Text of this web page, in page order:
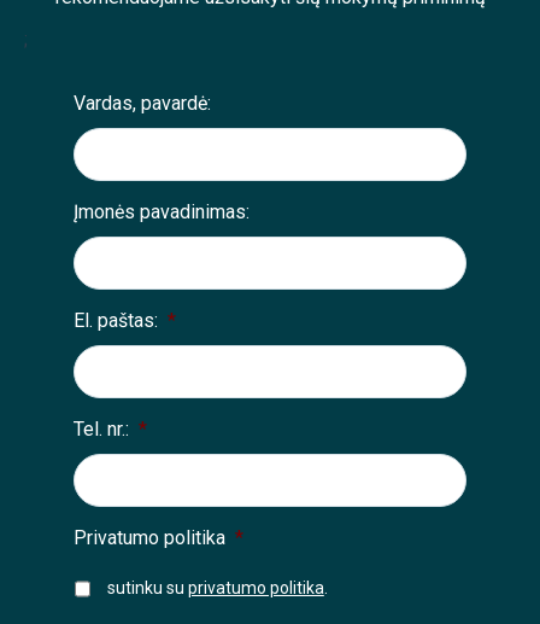
;
Vardas, pavardė:
Įmonės pavadinimas:
El. paštas: *
Tel. nr.: *
Privatumo politika *
sutinku su privatumo politika